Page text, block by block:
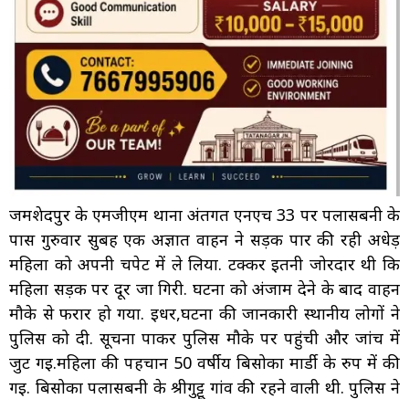
जमशेदपुर के एमजीएम थाना अंतर्गत एनएच 33 पर पलासबनी के
पास गुरुवार सुबह एक अज्ञात वाहन ने सड़क पार की रही अधेड़
महिला को अपनी चपेट में ले लिया. टक्कर इतनी जोरदार थी कि
महिला सड़क पर दूर जा गिरी. घटना को अंजाम देने के बाद वाहन
मौके से फरार हो गया. इधर,घटना की जानकारी स्थानीय लोगों ने
पुलिस को दी. सूचना पाकर पुलिस मौके पर पहुंची और जांच में
जुट गई.महिला की पहचान 50 वर्षीय बिसोका मार्डी के रुप में की
गई. बिसोका पलासबनी के श्रीगुट्टू गांव की रहने वाली थी. पुलिस ने